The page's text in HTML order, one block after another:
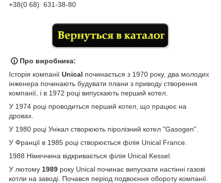
+38(0 68) 631-38-80
Про виробника:
Історія компанії Unical починається з 1970 року, два молодих
інженера починають будувати плани з приводу створення
компанії, і в 1972 році випускають перший котел.
У 1974 році проводиться перший котел, що працює на
дровах.
У 1980 році Унікал створюють піролізний котел "Gasogen".
У Франції в 1985 році створюється філія Unical France.
1988 Німеччина відкривається філія Unical Kessel.
У лютому 1989 року Unical починає випускати настінні газові
котли на заводі. Почався період подвоєння обороту компанії.